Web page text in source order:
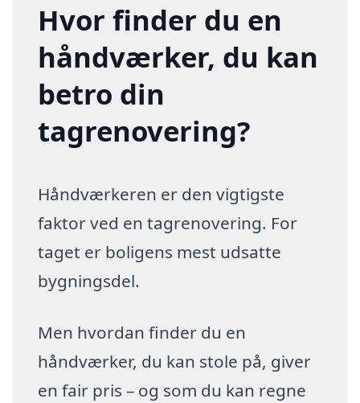
Hvor finder du en
håndværker, du kan
betro din
tagrenovering?
Håndværkeren er den vigtigste
faktor ved en tagrenovering. For
taget er boligens mest udsatte
bygningsdel.
Men hvordan finder du en
håndværker, du kan stole på, giver
en fair pris – og som du kan regne